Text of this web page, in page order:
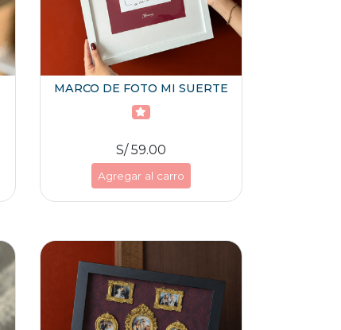
MARCO DE FOTO MI SUERTE
S/ 59.00
Agregar al carro